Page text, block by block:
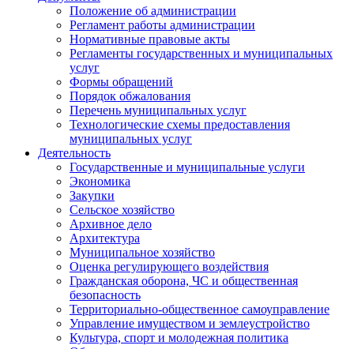
Положение об администрации
Регламент работы администрации
Нормативные правовые акты
Регламенты государственных и муниципальных
услуг
Формы обращений
Порядок обжалования
Перечень муниципальных услуг
Технологические схемы предоставления
муниципальных услуг
Деятельность
Государственные и муниципальные услуги
Экономика
Закупки
Сельское хозяйство
Архивное дело
Архитектура
Муниципальное хозяйство
Оценка регулирующего воздействия
Гражданская оборона, ЧС и общественная
безопасность
Территориально-общественное самоуправление
Управление имуществом и землеустройство
Культура, спорт и молодежная политика